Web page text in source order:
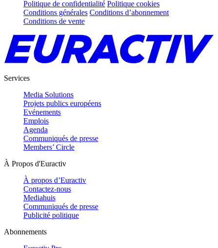
Politique de confidentialité Politique cookies
Conditions générales Conditions d’abonnement
Conditions de vente
Services
Media Solutions
Projets publics européens
Evénements
Emplois
Agenda
Communiqués de presse
Members’ Circle
À Propos d'Euractiv
À propos d’Euractiv
Contactez-nous
Mediahuis
Communiqués de presse
Publicité politique
Abonnements